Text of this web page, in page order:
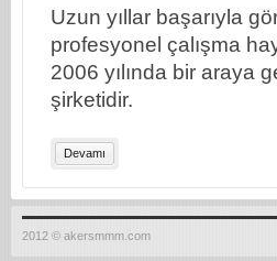
Uzun yıllar başarıyla
profesyonel çalışma
2006 yılında bir araya
şirketidir.
Devamı
2012 © akersmmm.com